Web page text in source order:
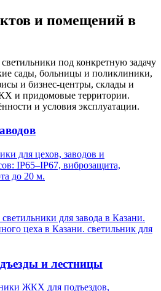
и помещений в
под конкретную задачу
сады, больницы и поликлиники,
и бизнес-центры, склады и
и придомовые территории.
и условия эксплуатации.
для цехов, заводов и
IP65–IP67, виброзащита,
до 20 м.
для завода в Казани.
цеха в Казани. светильник для
и лестницы
ЖКХ для подъездов,